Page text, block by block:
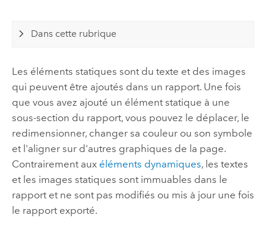
Dans cette rubrique
Les éléments statiques sont du texte et des images
qui peuvent être ajoutés dans un rapport. Une fois
que vous avez ajouté un élément statique à une
sous-section du rapport, vous pouvez le déplacer, le
redimensionner, changer sa couleur ou son symbole
et l'aligner sur d'autres graphiques de la page.
Contrairement aux éléments dynamiques, les textes
et les images statiques sont immuables dans le
rapport et ne sont pas modifiés ou mis à jour une fois
le rapport exporté.